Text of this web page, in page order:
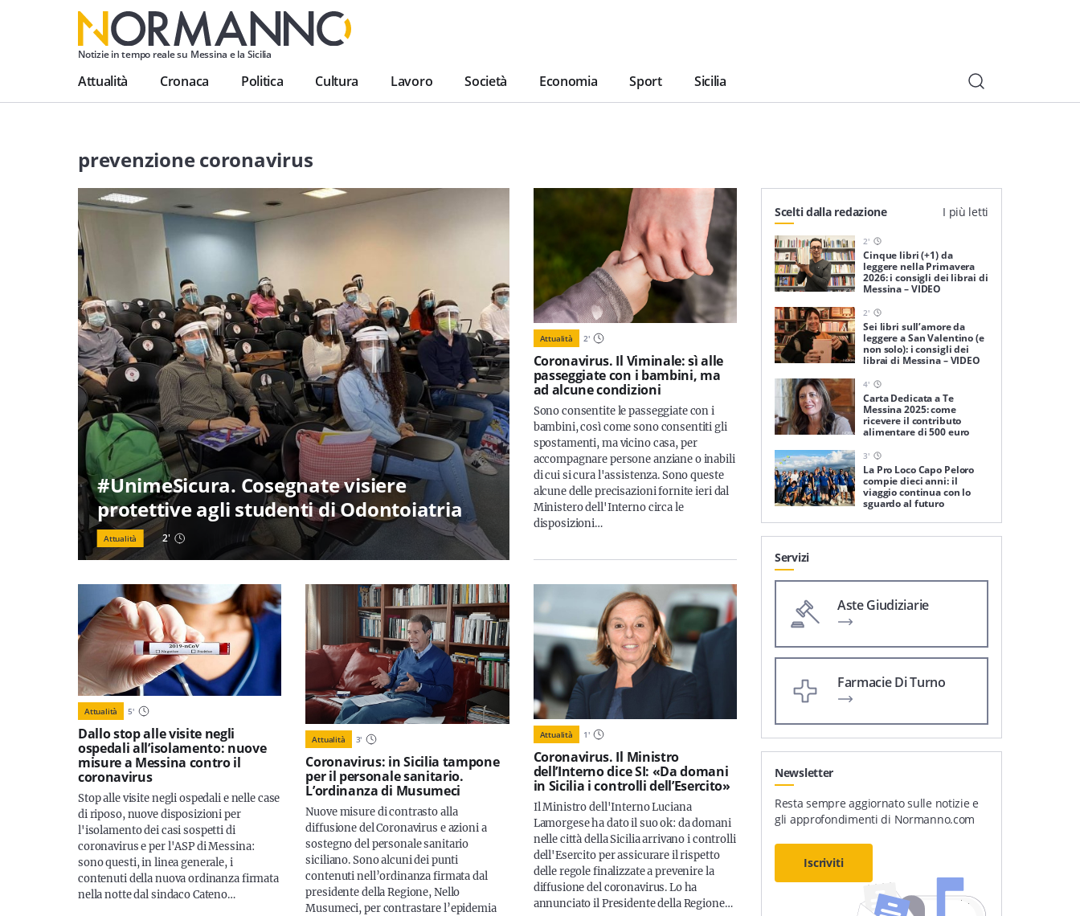
Notizie in tempo reale su Messina e la Sicilia
Attualità Cronaca Politica Cultura Lavoro Società Economia Sport Sicilia
prevenzione coronavirus
#UnimeSicura. Cosegnate visiere
protettive agli studenti di Odontoiatria
Attualità 2'
Attualità 2'
Coronavirus. Il Viminale: sì alle
passeggiate con i bambini, ma
ad alcune condizioni
Sono consentite le passeggiate con i
bambini, così come sono consentiti gli
spostamenti, ma vicino casa, per
accompagnare persone anziane o inabili
di cui si cura l'assistenza. Sono queste
alcune delle precisazioni fornite ieri dal
Ministero dell'Interno circa le
disposizioni…
Attualità 5'
Dallo stop alle visite negli
ospedali all’isolamento: nuove
misure a Messina contro il
coronavirus
Stop alle visite negli ospedali e nelle case
di riposo, nuove disposizioni per
l'isolamento dei casi sospetti di
coronavirus e per l'ASP di Messina:
sono questi, in linea generale, i
contenuti della nuova ordinanza firmata
nella notte dal sindaco Cateno…
Attualità 3'
Coronavirus: in Sicilia tampone
per il personale sanitario.
L’ordinanza di Musumeci
Nuove misure di contrasto alla
diffusione del Coronavirus e azioni a
sostegno del personale sanitario
siciliano. Sono alcuni dei punti
contenuti nell’ordinanza firmata dal
presidente della Regione, Nello
Musumeci, per contrastare l’epidemia
Attualità 1'
Coronavirus. Il Ministro
dell’Interno dice SI: «Da domani
in Sicilia i controlli dell’Esercito»
Il Ministro dell'Interno Luciana
Lamorgese ha dato il suo ok: da domani
nelle città della Sicilia arrivano i controlli
dell'Esercito per assicurare il rispetto
delle regole finalizzate a prevenire la
diffusione del coronavirus. Lo ha
annunciato il Presidente della Regione…
Scelti dalla redazione I più letti
2'
Cinque libri (+1) da
leggere nella Primavera
2026: i consigli dei librai di
Messina – VIDEO
2'
Sei libri sull’amore da
leggere a San Valentino (e
non solo): i consigli dei
librai di Messina – VIDEO
4'
Carta Dedicata a Te
Messina 2025: come
ricevere il contributo
alimentare di 500 euro
3'
La Pro Loco Capo Peloro
compie dieci anni: il
viaggio continua con lo
sguardo al futuro
Servizi
Aste Giudiziarie
Farmacie Di Turno
Newsletter
Resta sempre aggiornato sulle notizie e
gli approfondimenti di Normanno.com
Iscriviti